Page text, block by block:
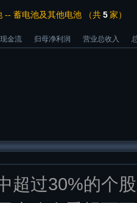
-- 蓄电池及其他电池 （共5家）
金流 归母净利润 营业总收入
超过30%的个